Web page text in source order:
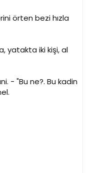
örten bezi hızla
yatakta iki kişi, al
- "Bu ne?. Bu kadin